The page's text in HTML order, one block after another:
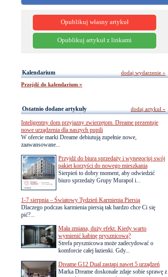
Opublikuj własny artykuł
Opublikuj artykuł z linkami
Kalendarium
Przejdź do kalendarium »
dodaj wydarzenie »
Ostatnio dodane artykuły
Inteligentny dom przyjazny zwierzętom. Dreame prezentuje
nowe urządzenia dla naszych pupili
W ofercie marki Dreame debiutują zupełnie nowe,
zaawansowane...
Przyjdź do biura sprzedaży i wynegocjuj swój
pakiet korzyści do nowego mieszkania
Sierpień to dobry moment, aby odwiedzić
biuro sprzedaży Grupy Murapol i...
1-7 sierpnia – Światowy Tydzień Karmienia Piersią
Dlaczego podczas karmienia piersią tak bardzo chce Ci się
pić?...
Mała zmiana, duży efekt. Kiedy warto
wymienić kabinę prysznicową?
Strefa prysznicowa może zadecydować o
komforcie całej łazienki. Gdy...
Dreame G12 Dual zastąpi nawet 5 urządzeń
Marka Dreame doskonale zdaje sobie sprawę z
dodaj artykuł »